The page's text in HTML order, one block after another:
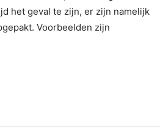
het geval te zijn, er zijn namelijk
Voorbeelden zijn